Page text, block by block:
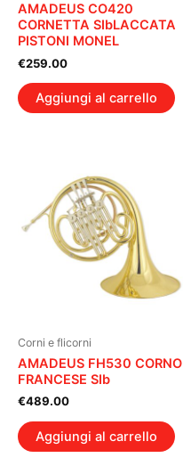
AMADEUS CO420
CORNETTA SIbLACCATA
PISTONI MONEL
€259.00
Aggiungi al carrello
Corni e flicorni
AMADEUS FH530 CORNO
FRANCESE SIb
€489.00
Aggiungi al carrello